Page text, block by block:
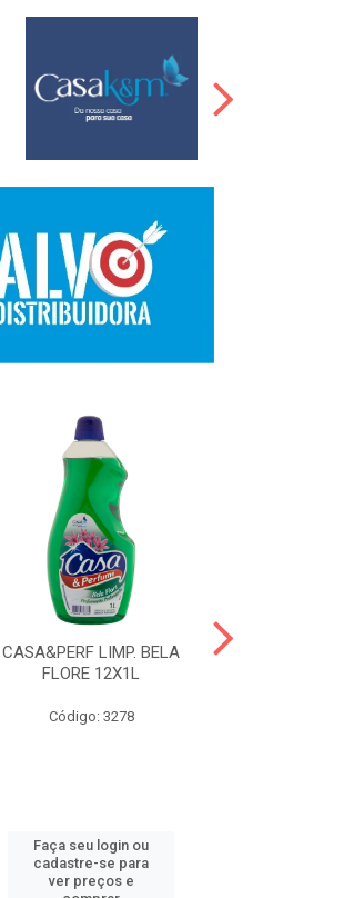
CASA&PERF LIMP. BELA
FLORE 12X1L
Código: 3278
Faça seu login ou
cadastre-se para
ver preços e